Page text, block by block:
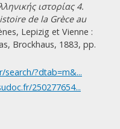
ιστορίας 4.
de la Grèce au
Lepizig et Vienne :
Brockhaus, 1883, pp.
search/?dtab=m&...
250277654...